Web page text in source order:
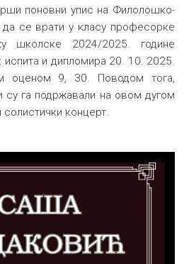
поновни упис на Филолошко-
да се врати у класу професорке
школске 2024/2025. године
и дипломира 20. 10. 2025.
оценом 9, 30. Поводом тога,
су га подржавали на овом дугом
концерт.